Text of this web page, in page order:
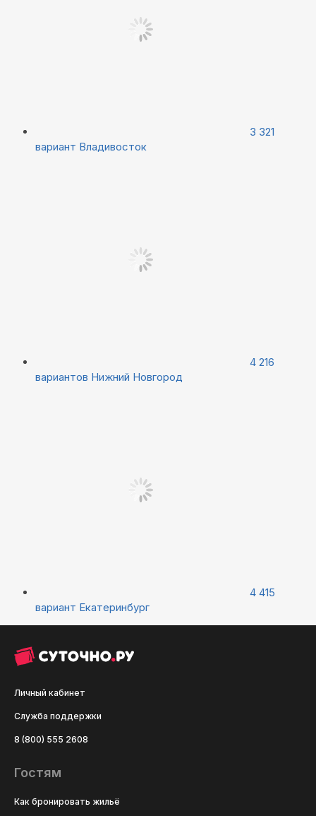
3 321
вариант Владивосток
4 216
вариантов Нижний Новгород
4 415
вариант Екатеринбург
Личный кабинет
Служба поддержки
8 (800) 555 2608
Гостям
Как бронировать жильё